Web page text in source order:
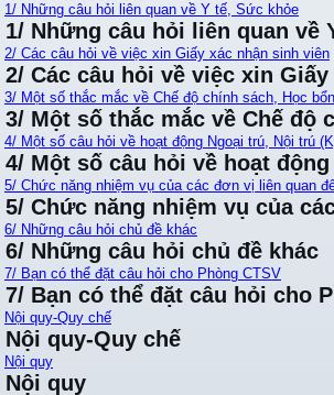
1/ Những câu hỏi liên quan về Y tế, Sức khỏe
1/ Những câu hỏi liên quan về
2/ Các câu hỏi về việc xin Giấy xác nhận sinh viên
2/ Các câu hỏi về việc xin
3/ Một số thắc mắc về Chế độ chính sách, Học
3/ Một số thắc mắc về Chế độ
4/ Một số câu hỏi về hoạt động Ngoại trú, Nội trú
4/ Một số câu hỏi về hoạt
5/ Chức năng nhiệm vụ của các đơn vị liên quan
5/ Chức năng nhiệm vụ của
6/ Những câu hỏi chủ đề khác
6/ Những câu hỏi chủ đề khác
7/ Bạn có thể đặt câu hỏi cho Phòng CTSV
7/ Bạn có thể đặt câu hỏi cho
Nội quy-Quy chế
Nội quy-Quy chế
Nội quy
Nội quy